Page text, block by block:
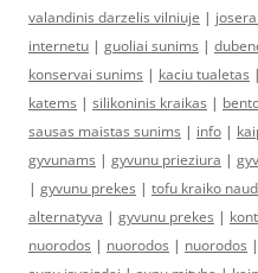
valandinis darzelis vilniuje |
internetu | guoliai sunims |
konservai sunims | kaciu tualetas |
katems | silikoninis kraikas |
sausas maistas sunims | info |
gyvunams | gyvunu prieziura |
| gyvunu prekes | tofu kraiko
alternatyva | gyvunu prekes |
nuorodos | nuorodos | nuorodos |